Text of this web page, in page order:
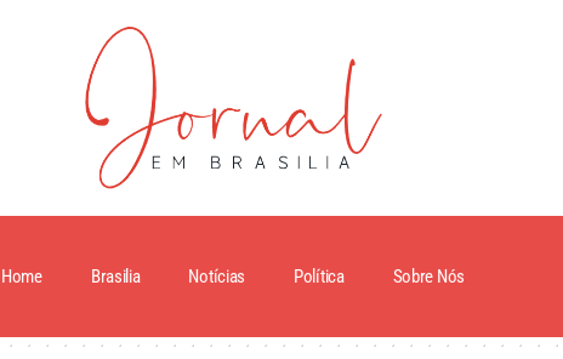
Home Brasilia Notícias Política Sobre Nós